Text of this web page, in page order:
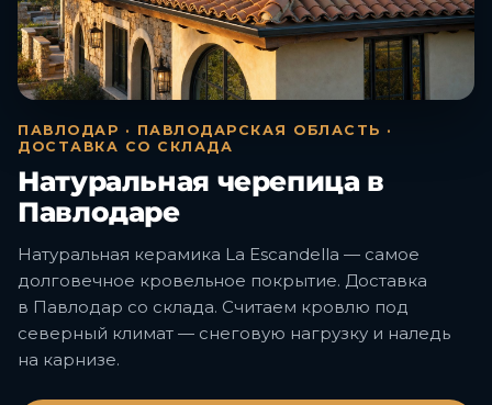
ПАВЛОДАР · ПАВЛОДАРСКАЯ ОБЛАСТЬ ·
ДОСТАВКА СО СКЛАДА
Натуральная черепица в
Павлодаре
Натуральная керамика La Escandella — самое
долговечное кровельное покрытие. Доставка
в Павлодар со склада. Считаем кровлю под
северный климат — снеговую нагрузку и наледь
на карнизе.